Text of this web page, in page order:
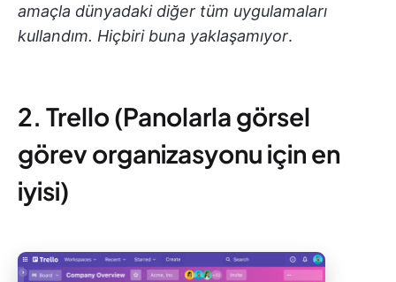
amaçla dünyadaki diğer tüm uygulamaları
kullandım. Hiçbiri buna yaklaşamıyor.
2. Trello (Panolarla görsel
görev organizasyonu için en
iyisi)